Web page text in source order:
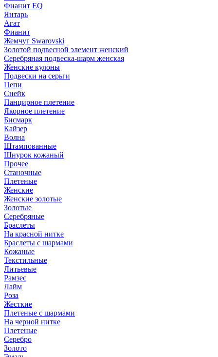
Фианит EQ
Янтарь
Агат
Фианит
Жемчуг Swarovski
Золотой подвесной элемент женcкий
Серебряная подвеска-шарм женская
Женские кулоны
Подвески на серьги
Цепи
Снейк
Панцирное плетение
Якорное плетение
Бисмарк
Кайзер
Волна
Штампованные
Шнурок кожаный
Прочее
Станочные
Плетеные
Женские
Женские золотые
Золотые
Серебряные
Браслеты
На красной нитке
Браслеты с шармами
Кожаные
Текстильные
Литьевые
Рамзес
Лайм
Роза
Жесткие
Плетеные с шармами
На черной нитке
Плетеные
Серебро
Золото